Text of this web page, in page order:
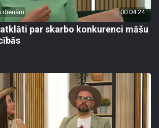
dienām 00:04:24
par skarbo konkurenci māšu